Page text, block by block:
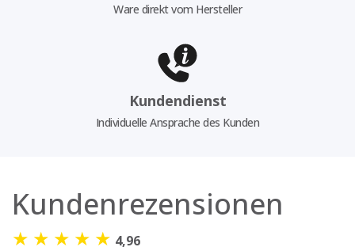
Ware direkt vom Hersteller
Kundendienst
Individuelle Ansprache des Kunden
Kundenrezensionen
★ ★ ★ ★ ★ 4,96